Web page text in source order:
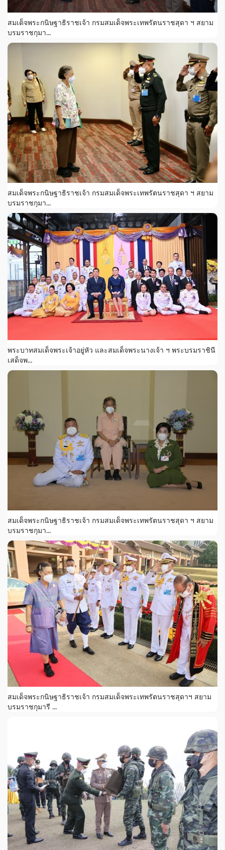
สมเด็จพระกนิษฐาธิราชเจ้า กรมสมเด็จพระเทพรัตนราชสุดา ฯ สยาม
บรมราชกุมา...
สมเด็จพระกนิษฐาธิราชเจ้า กรมสมเด็จพระเทพรัตนราชสุดา ฯ สยาม
บรมราชกุมา...
พระบาทสมเด็จพระเจ้าอยู่หัว และสมเด็จพระนางเจ้า ฯ พระบรมราชินี
เสด็จพ...
สมเด็จพระกนิษฐาธิราชเจ้า กรมสมเด็จพระเทพรัตนราชสุดา ฯ สยาม
บรมราชกุมา...
สมเด็จพระกนิษฐาธิราชเจ้า กรมสมเด็จพระเทพรัตนราชสุดาฯ สยาม
บรมราชกุมารี ...